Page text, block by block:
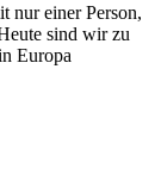
nur einer Person,
sind wir zu
Europa